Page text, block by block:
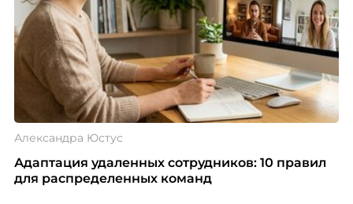
Александра Юстус
Адаптация удаленных сотрудников: 10 правил
для распределенных команд